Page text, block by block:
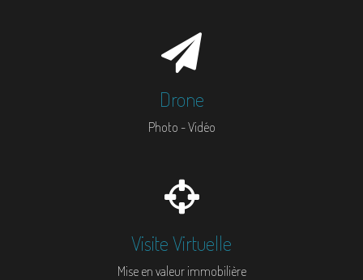
Drone
Photo - Vidéo
Visite Virtuelle
Mise en valeur immobilière